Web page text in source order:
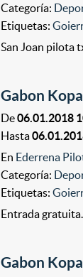
Categoría:
Etiquetas:
San Joan pilota
Gabon
De06.01.2018
Hasta
En Ederrena
Categoría:
Etiquetas:
Entrada
Gabon